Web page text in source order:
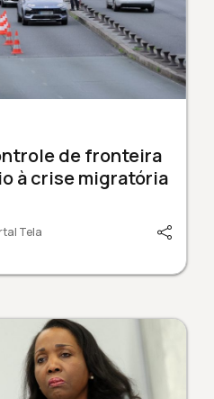
de fronteira
à crise migratória
Tela